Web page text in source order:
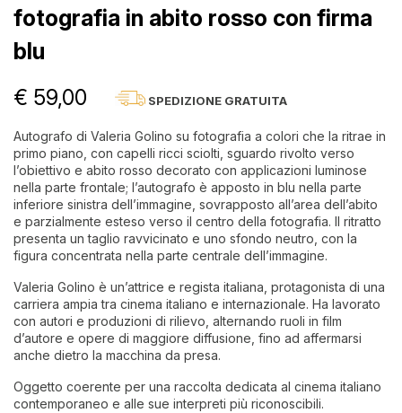
fotografia in abito rosso con firma
blu
€ 59,00 SPEDIZIONE GRATUITA
Autografo di Valeria Golino su fotografia a colori che la ritrae in
primo piano, con capelli ricci sciolti, sguardo rivolto verso
l’obiettivo e abito rosso decorato con applicazioni luminose
nella parte frontale; l’autografo è apposto in blu nella parte
inferiore sinistra dell’immagine, sovrapposto all’area dell’abito
e parzialmente esteso verso il centro della fotografia. Il ritratto
presenta un taglio ravvicinato e uno sfondo neutro, con la
figura concentrata nella parte centrale dell’immagine.
Valeria Golino è un’attrice e regista italiana, protagonista di una
carriera ampia tra cinema italiano e internazionale. Ha lavorato
con autori e produzioni di rilievo, alternando ruoli in film
d’autore e opere di maggiore diffusione, fino ad affermarsi
anche dietro la macchina da presa.
Oggetto coerente per una raccolta dedicata al cinema italiano
contemporaneo e alle sue interpreti più riconoscibili.